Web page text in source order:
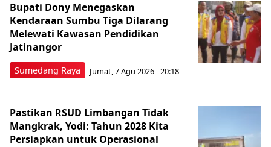
Sumedang Raya
Bupati Dony Menegaskan
Kendaraan Sumbu Tiga Dilarang
Melewati Kawasan Pendidikan
Jatinangor
Jumat, 7 Agu 2026 - 20:18
Pastikan RSUD Limbangan Tidak
Mangkrak, Yodi: Tahun 2028 Kita
Persiapkan untuk Operasional